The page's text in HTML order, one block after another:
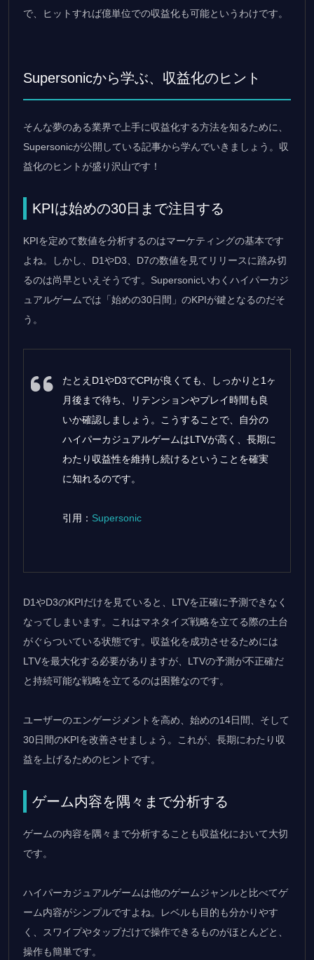
で、ヒットすれば億単位での収益化も可能というわけです。
Supersonicから学ぶ、収益化のヒント
そんな夢のある業界で上手に収益化する方法を知るために、
Supersonicが公開している記事から学んでいきましょう。収
益化のヒントが盛り沢山です！
KPIは始めの30日まで注目する
KPIを定めて数値を分析するのはマーケティングの基本です
よね。しかし、D1やD3、D7の数値を見てリリースに踏み切
るのは尚早といえそうです。Supersonicいわくハイパーカジ
ュアルゲームでは「始めの30日間」のKPIが鍵となるのだそ
う。
たとえD1やD3でCPIが良くても、しっかりと1ヶ
月後まで待ち、リテンションやプレイ時間も良
いか確認しましょう。こうすることで、自分の
ハイパーカジュアルゲームはLTVが高く、長期に
わたり収益性を維持し続けるということを確実
に知れるのです。
引用： Supersonic
D1やD3のKPIだけを見ていると、LTVを正確に予測できなく
なってしまいます。これはマネタイズ戦略を立てる際の土台
がぐらついている状態です。収益化を成功させるためには
LTVを最大化する必要がありますが、LTVの予測が不正確だ
と持続可能な戦略を立てるのは困難なのです。
ユーザーのエンゲージメントを高め、始めの14日間、そして
30日間のKPIを改善させましょう。これが、長期にわたり収
益を上げるためのヒントです。
ゲーム内容を隅々まで分析する
ゲームの内容を隅々まで分析することも収益化において大切
です。
ハイパーカジュアルゲームは他のゲームジャンルと比べてゲ
ーム内容がシンプルですよね。レベルも目的も分かりやす
く、スワイプやタップだけで操作できるものがほとんどと、
操作も簡単です。